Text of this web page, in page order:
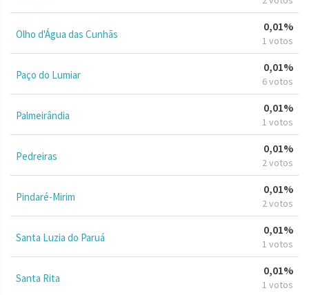
Olho d'Água das Cunhãs
0,01%
1 votos
Paço do Lumiar
0,01%
6 votos
Palmeirândia
0,01%
1 votos
Pedreiras
0,01%
2 votos
Pindaré-Mirim
0,01%
2 votos
Santa Luzia do Paruá
0,01%
1 votos
Santa Rita
0,01%
1 votos